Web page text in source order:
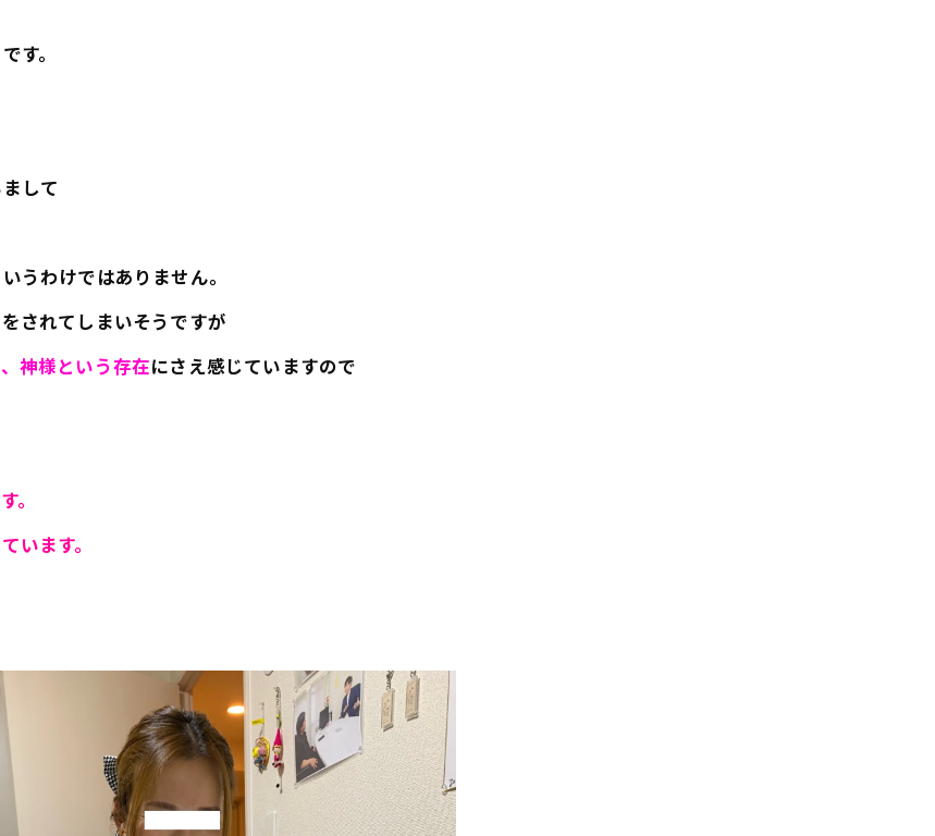
す。
して
うわけではありません。
されてしまいそうですが
神様という存在にさえ感じていますので
。
います。